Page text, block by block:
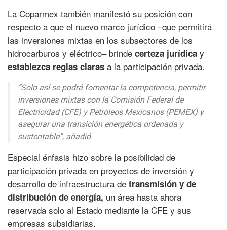
La Coparmex también manifestó su posición con
respecto a que el nuevo marco jurídico –que permitirá
las inversiones mixtas en los subsectores de los
hidrocarburos y eléctrico– brinde certeza jurídica y
establezca reglas claras a la participación privada.
“Solo así se podrá fomentar la competencia, permitir
inversiones mixtas con la Comisión Federal de
Electricidad (CFE) y Petróleos Mexicanos (PEMEX) y
asegurar una transición energética ordenada y
sustentable”, añadió.
Especial énfasis hizo sobre la posibilidad de
participación privada en proyectos de inversión y
desarrollo de infraestructura de transmisión y de
distribución de energía, un área hasta ahora
reservada solo al Estado mediante la CFE y sus
empresas subsidiarias.